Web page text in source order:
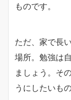
ものです。
ただ、家で長
場所。勉強は
ましょう。そ
うにしたいも